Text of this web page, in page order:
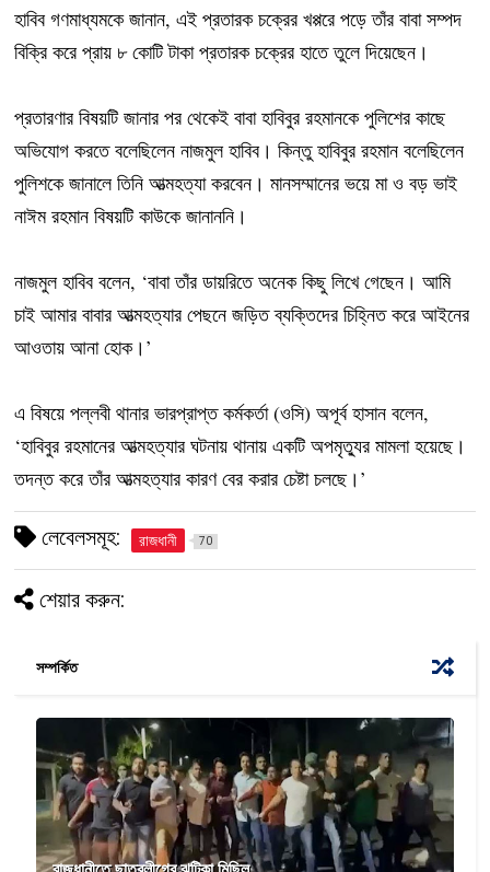
হাবিব গণমাধ্যমকে জানান, এই প্রতারক চক্রের খপ্পরে পড়ে তাঁর বাবা সম্পদ
বিক্রি করে প্রায় ৮ কোটি টাকা প্রতারক চক্রের হাতে তুলে দিয়েছেন।
প্রতারণার বিষয়টি জানার পর থেকেই বাবা হাবিবুর রহমানকে পুলিশের কাছে
অভিযোগ করতে বলেছিলেন নাজমুল হাবিব। কিন্তু হাবিবুর রহমান বলেছিলেন
পুলিশকে জানালে তিনি আত্মহত্যা করবেন। মানসম্মানের ভয়ে মা ও বড় ভাই
নাঈম রহমান বিষয়টি কাউকে জানাননি।
নাজমুল হাবিব বলেন, ‘বাবা তাঁর ডায়রিতে অনেক কিছু লিখে গেছেন। আমি
চাই আমার বাবার আত্মহত্যার পেছনে জড়িত ব্যক্তিদের চিহ্নিত করে আইনের
আওতায় আনা হোক।’
এ বিষয়ে পল্লবী থানার ভারপ্রাপ্ত কর্মকর্তা (ওসি) অপূর্ব হাসান বলেন,
‘হাবিবুর রহমানের আত্মহত্যার ঘটনায় থানায় একটি অপমৃত্যুর মামলা হয়েছে।
তদন্ত করে তাঁর আত্মহত্যার কারণ বের করার চেষ্টা চলছে।’
লেবেলসমূহ: রাজধানী 70
শেয়ার করুন:
সম্পর্কিত